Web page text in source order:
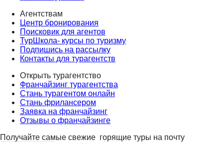
Агентствам
Центр бронирования
Поисковик для агентов
ТурШкола- курсы по туризму
Подпишись на рассылку
Контакты для турагентств
Открыть турагентство
Франчайзинг турагентства
Стань турагентом онлайн
Стань фрилансером
Заявка на франчайзинг
Отзывы о франчайзинге
Получайте самые свежие горящие туры на почту